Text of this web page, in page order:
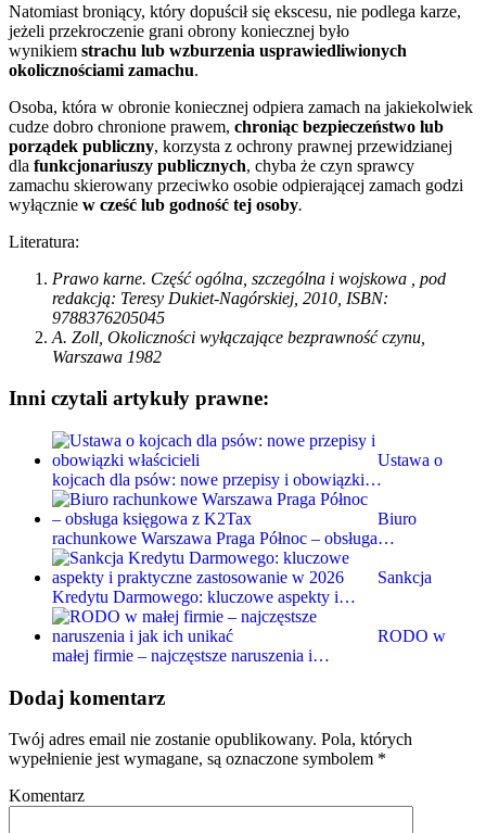
Natomiast broniący, który dopuścił się ekscesu, nie podlega karze,
jeżeli przekroczenie grani obrony koniecznej było
wynikiem strachu lub wzburzenia usprawiedliwionych
okolicznościami zamachu.
Osoba, która w obronie koniecznej odpiera zamach na jakiekolwiek
cudze dobro chronione prawem, chroniąc bezpieczeństwo lub
porządek publiczny, korzysta z ochrony prawnej przewidzianej
dla funkcjonariuszy publicznych, chyba że czyn sprawcy
zamachu skierowany przeciwko osobie odpierającej zamach godzi
wyłącznie w cześć lub godność tej osoby.
Literatura:
Prawo karne. Część ogólna, szczególna i wojskowa , pod
redakcją: Teresy Dukiet-Nagórskiej, 2010, ISBN:
9788376205045
A. Zoll, Okoliczności wyłączające bezprawność czynu,
Warszawa 1982
Inni czytali artykuły prawne:
Ustawa o
kojcach dla psów: nowe przepisy i obowiązki…
Biuro
rachunkowe Warszawa Praga Północ – obsługa…
Sankcja
Kredytu Darmowego: kluczowe aspekty i…
RODO w
małej firmie – najczęstsze naruszenia i…
Dodaj komentarz
Twój adres email nie zostanie opublikowany. Pola, których
wypełnienie jest wymagane, są oznaczone symbolem *
Komentarz